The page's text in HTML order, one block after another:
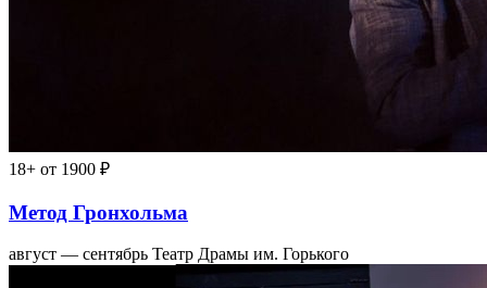
18+ от 1900 ₽
Метод Гронхольма
август — сентябрь Театр Драмы им. Горького